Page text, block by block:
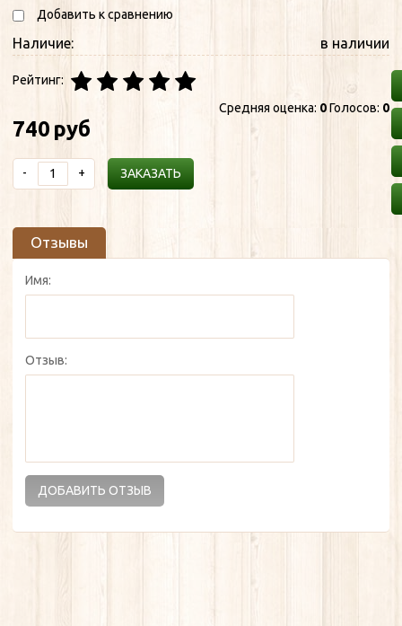
Добавить к сравнению
Наличие: в наличии
Рейтинг:
Средняя оценка: 0Голосов: 0
740 руб
- + ЗАКАЗАТЬ
Отзывы
Имя:
Отзыв: